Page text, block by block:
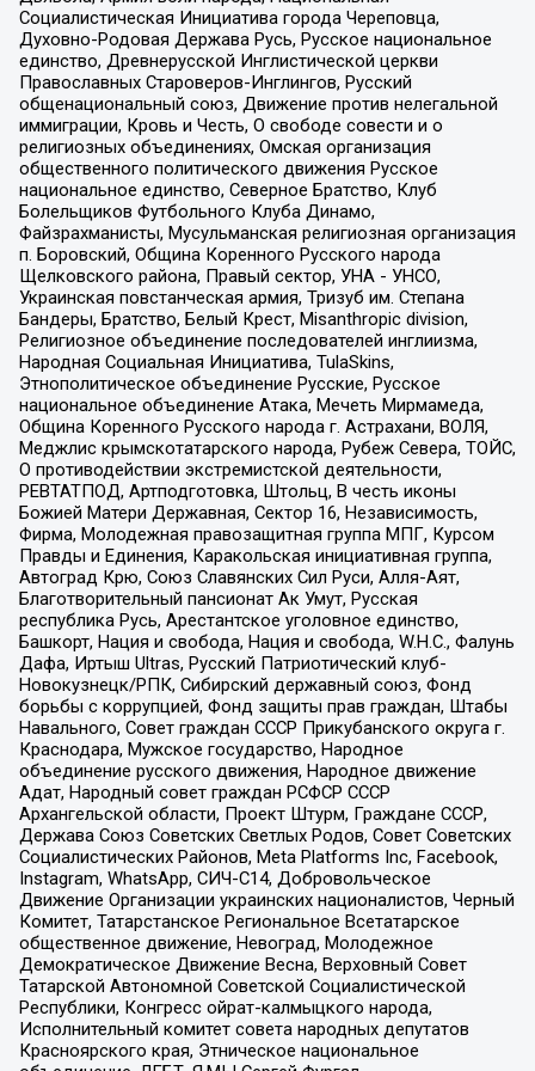
Социалистическая Инициатива города Череповца,
Духовно-Родовая Держава Русь, Русское национальное
единство, Древнерусской Инглистической церкви
Православных Староверов-Инглингов, Русский
общенациональный союз, Движение против нелегальной
иммиграции, Кровь и Честь, О свободе совести и о
религиозных объединениях, Омская организация
общественного политического движения Русское
национальное единство, Северное Братство, Клуб
Болельщиков Футбольного Клуба Динамо,
Файзрахманисты, Мусульманская религиозная организация
п. Боровский, Община Коренного Русского народа
Щелковского района, Правый сектор, УНА - УНСО,
Украинская повстанческая армия, Тризуб им. Степана
Бандеры, Братство, Белый Крест, Misanthropic division,
Религиозное объединение последователей инглиизма,
Народная Социальная Инициатива, TulaSkins,
Этнополитическое объединение Русские, Русское
национальное объединение Атака, Мечеть Мирмамеда,
Община Коренного Русского народа г. Астрахани, ВОЛЯ,
Меджлис крымскотатарского народа, Рубеж Севера, ТОЙС,
О противодействии экстремистской деятельности,
РЕВТАТПОД, Артподготовка, Штольц, В честь иконы
Божией Матери Державная, Сектор 16, Независимость,
Фирма, Молодежная правозащитная группа МПГ, Курсом
Правды и Единения, Каракольская инициативная группа,
Автоград Крю, Союз Славянских Сил Руси, Алля-Аят,
Благотворительный пансионат Ак Умут, Русская
республика Русь, Арестантское уголовное единство,
Башкорт, Нация и свобода, Нация и свобода, W.H.С., Фалунь
Дафа, Иртыш Ultras, Русский Патриотический клуб-
Новокузнецк/РПК, Сибирский державный союз, Фонд
борьбы с коррупцией, Фонд защиты прав граждан, Штабы
Навального, Совет граждан СССР Прикубанского округа г.
Краснодара, Мужское государство, Народное
объединение русского движения, Народное движение
Адат, Народный совет граждан РСФСР СССР
Архангельской области, Проект Штурм, Граждане СССР,
Держава Союз Советских Светлых Родов, Совет Советских
Социалистических Районов, Meta Platforms Inc, Facebook,
Instagram, WhatsApp, СИЧ-С14, Добровольческое
Движение Организации украинских националистов, Черный
Комитет, Татарстанское Региональное Всетатарское
общественное движение, Невоград, Молодежное
Демократическое Движение Весна, Верховный Совет
Татарской Автономной Советской Социалистической
Республики, Конгресс ойрат-калмыцкого народа,
Исполнительный комитет совета народных депутатов
Красноярского края, Этническое национальное